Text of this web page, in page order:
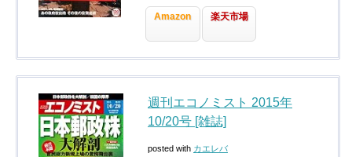
Amazon 楽天市場
週刊エコノミスト 2015年
10/20号 [雑誌]
posted with カエレバ